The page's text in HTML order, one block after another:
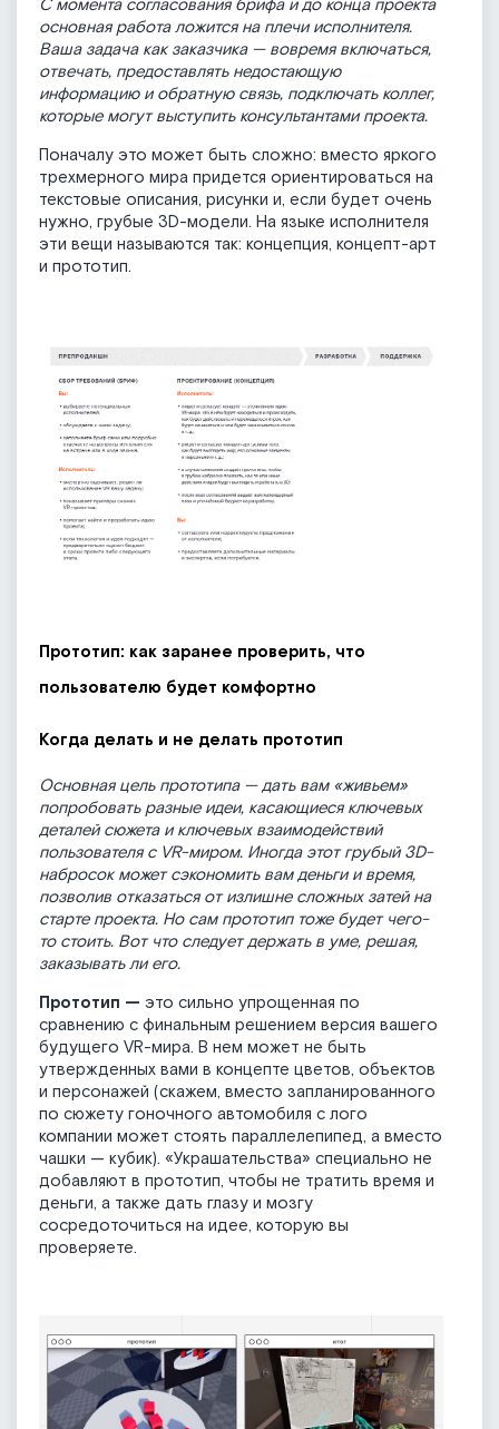
С момента согласования брифа и до конца проекта
основная работа ложится на плечи исполнителя.
Ваша задача как заказчика — вовремя включаться,
отвечать, предоставлять недостающую
информацию и обратную связь, подключать коллег,
которые могут выступить консультантами проекта.
Поначалу это может быть сложно: вместо яркого
трехмерного мира придется ориентироваться на
текстовые описания, рисунки и, если будет очень
нужно, грубые 3D-модели. На языке исполнителя
эти вещи называются так: концепция, концепт-арт
и прототип.
Прототип: как заранее проверить, что
пользователю будет комфортно
Когда делать и не делать прототип
Основная цель прототипа — дать вам «живьем»
попробовать разные идеи, касающиеся ключевых
деталей сюжета и ключевых взаимодействий
пользователя с VR-миром. Иногда этот грубый 3D-
набросок может сэкономить вам деньги и время,
позволив отказаться от излишне сложных затей на
старте проекта. Но сам прототип тоже будет чего-
то стоить. Вот что следует держать в уме, решая,
заказывать ли его.
Прототип — это сильно упрощенная по
сравнению с финальным решением версия вашего
будущего VR-мира. В нем может не быть
утвержденных вами в концепте цветов, объектов
и персонажей (скажем, вместо запланированного
по сюжету гоночного автомобиля с лого
компании может стоять параллелепипед, а вместо
чашки — кубик). «Украшательства» специально не
добавляют в прототип, чтобы не тратить время и
деньги, а также дать глазу и мозгу
сосредоточиться на идее, которую вы
проверяете.